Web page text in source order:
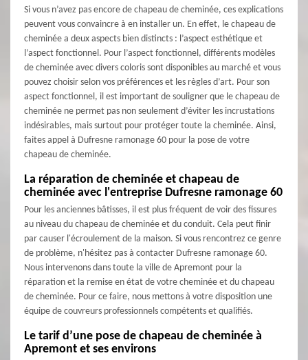
Si vous n’avez pas encore de chapeau de cheminée, ces explications
peuvent vous convaincre à en installer un. En effet, le chapeau de
cheminée a deux aspects bien distincts : l’aspect esthétique et
l’aspect fonctionnel. Pour l’aspect fonctionnel, différents modèles
de cheminée avec divers coloris sont disponibles au marché et vous
pouvez choisir selon vos préférences et les règles d’art. Pour son
aspect fonctionnel, il est important de souligner que le chapeau de
cheminée ne permet pas non seulement d’éviter les incrustations
indésirables, mais surtout pour protéger toute la cheminée. Ainsi,
faites appel à Dufresne ramonage 60 pour la pose de votre
chapeau de cheminée.
La réparation de cheminée et chapeau de
cheminée avec l'entreprise Dufresne ramonage 60
Pour les anciennes bâtisses, il est plus fréquent de voir des fissures
au niveau du chapeau de cheminée et du conduit. Cela peut finir
par causer l'écroulement de la maison. Si vous rencontrez ce genre
de problème, n'hésitez pas à contacter Dufresne ramonage 60.
Nous intervenons dans toute la ville de Apremont pour la
réparation et la remise en état de votre cheminée et du chapeau
de cheminée. Pour ce faire, nous mettons à votre disposition une
équipe de couvreurs professionnels compétents et qualifiés.
Le tarif d’une pose de chapeau de cheminée à
Apremont et ses environs